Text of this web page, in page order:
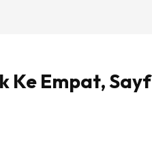
Ke Empat, Sayf